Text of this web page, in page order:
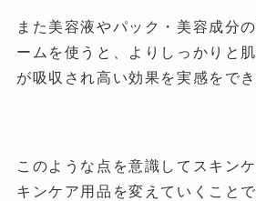
また美容液やパック・美容成分
ームを使うと、よりしっかりと
が吸収され高い効果を実感をで
このような点を意識してスキン
キンケア用品を変えていくこと